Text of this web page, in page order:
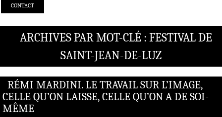
CONTACT
ARCHIVES PAR MOT-CLÉ : FESTIVAL DE
SAINT-JEAN-DE-LUZ
RÉMI MARDINI. LE TRAVAIL SUR L’IMAGE,
CELLE QU’ON LAISSE, CELLE QU’ON A DE SOI-
MÊME